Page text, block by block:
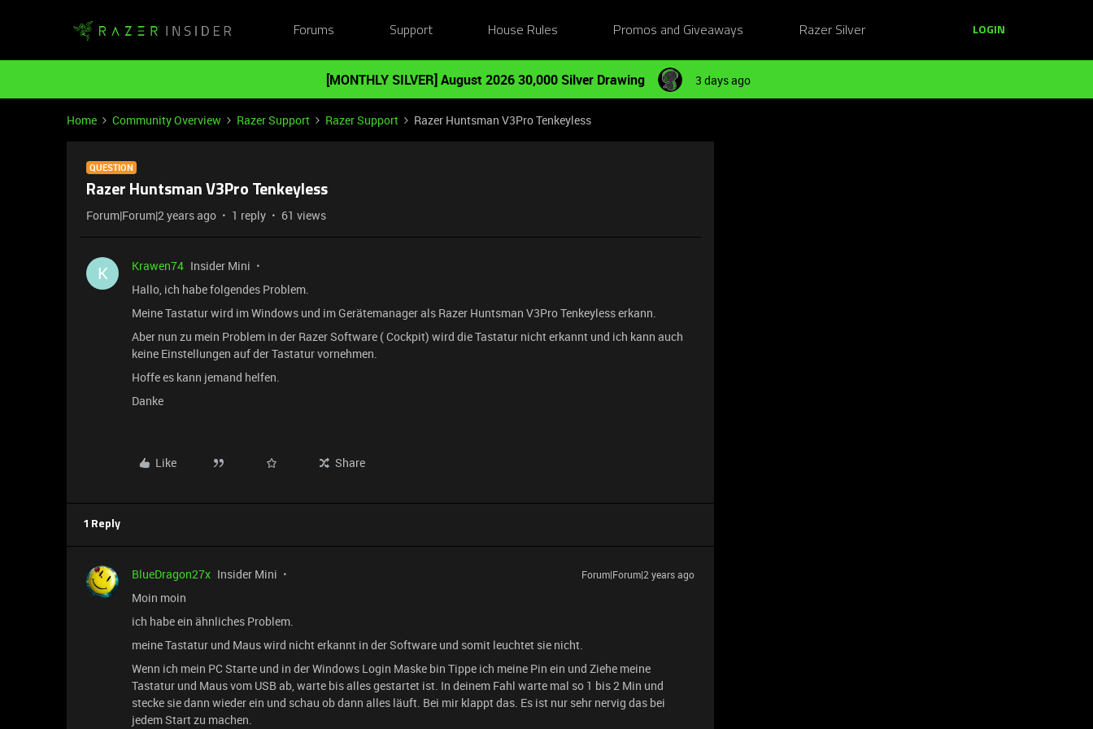
Forums Support House Rules Promos and Giveaways Razer Silver LOGIN
[MONTHLY SILVER] August 2026 30,000 Silver Drawing 3 days ago
Home Community Overview Razer Support Razer Support Razer Huntsman V3Pro Tenkeyless
QUESTION
Razer Huntsman V3Pro Tenkeyless
Forum|Forum|2 years ago 1 reply 61 views
K Krawen74 Insider Mini
Hallo, ich habe folgendes Problem.
Meine Tastatur wird im Windows und im Gerätemanager als Razer Huntsman V3Pro Tenkeyless erkann.
Aber nun zu mein Problem in der Razer Software ( Cockpit) wird die Tastatur nicht erkannt und ich kann auch
keine Einstellungen auf der Tastatur vornehmen.
Hoffe es kann jemand helfen.
Danke
Like Share
1 Reply
BlueDragon27x Insider Mini Forum|Forum|2 years ago
Moin moin
ich habe ein ähnliches Problem.
meine Tastatur und Maus wird nicht erkannt in der Software und somit leuchtet sie nicht.
Wenn ich mein PC Starte und in der Windows Login Maske bin Tippe ich meine Pin ein und Ziehe meine
Tastatur und Maus vom USB ab, warte bis alles gestartet ist. In deinem Fahl warte mal so 1 bis 2 Min und
stecke sie dann wieder ein und schau ob dann alles läuft. Bei mir klappt das. Es ist nur sehr nervig das bei
jedem Start zu machen.